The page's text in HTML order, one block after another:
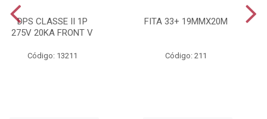
DPS CLASSE II 1P
275V 20KA FRONT V
Código: 13211
FITA 33+ 19MMX20M
Código: 211